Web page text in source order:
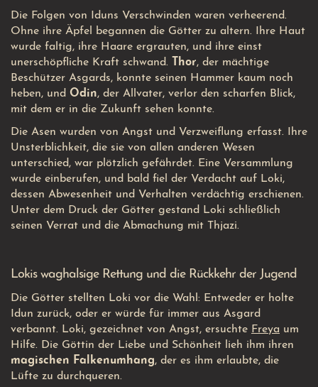
Die Folgen von Iduns Verschwinden waren verheerend.
Ohne ihre Äpfel begannen die Götter zu altern. Ihre Haut
wurde faltig, ihre Haare ergrauten, und ihre einst
unerschöpfliche Kraft schwand.
Thor, der mächtige
Beschützer Asgards, konnte seinen Hammer kaum noch
heben, und Odin, der Allvater, verlor den scharfen Blick,
mit dem er in die Zukunft sehen konnte.
Die Asen wurden von Angst und Verzweiflung erfasst. Ihre
Unsterblichkeit, die sie von allen anderen Wesen
unterschied, war plötzlich gefährdet. Eine Versammlung
wurde einberufen, und bald fiel der Verdacht auf Loki,
dessen Abwesenheit und Verhalten verdächtig erschienen.
Unter dem Druck der Götter gestand Loki schließlich
seinen Verrat und die Abmachung mit Thjazi.
Lokis waghalsige Rettung und die Rückkehr der Jugend
Die Götter stellten Loki vor die Wahl: Entweder er holte
Idun zurück, oder er würde für immer aus Asgard
verbannt. Loki, gezeichnet von Angst, ersuchte Freya um
Hilfe. Die Göttin der Liebe und Schönheit lieh ihm ihren
magischen Falkenumhang, der es ihm erlaubte, die
Lüfte zu durchqueren.